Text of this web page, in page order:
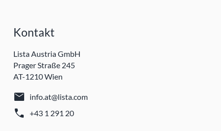
Kontakt
Lista Austria GmbH
Prager Straße 245
AT-1210 Wien
mail info.at@lista.com
call +43 1 291 20